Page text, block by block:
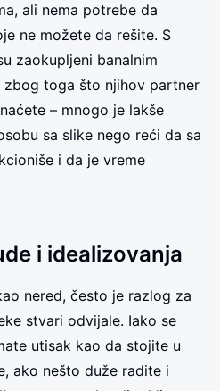
ali nema potrebe da
ne možete da rešite. S
zaokupljeni banalnim
zbog toga što njihov partner
– mnogo je lakše
sa slike nego reći da sa
i da je vreme
i idealizovanja
nered, često je razlog za
stvari odvijale. Iako se
utisak kao da stojite u
ako nešto duže radite i